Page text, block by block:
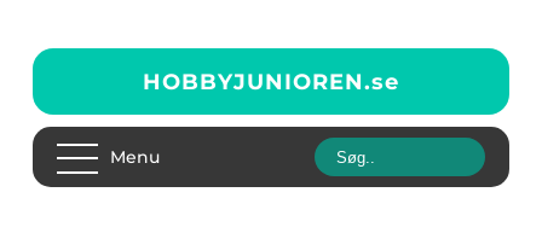
HOBBYJUNIOREN.se
Menu